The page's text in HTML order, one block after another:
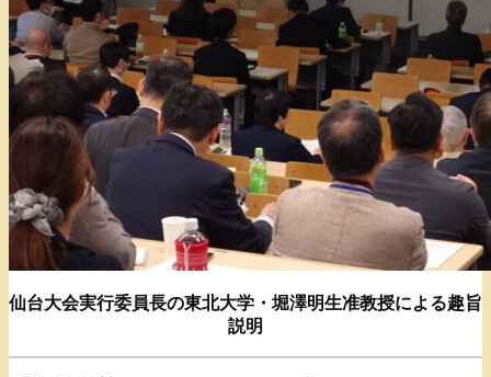
仙台大会実行委員長の東北大学・堀澤明生准教授による趣旨
説明